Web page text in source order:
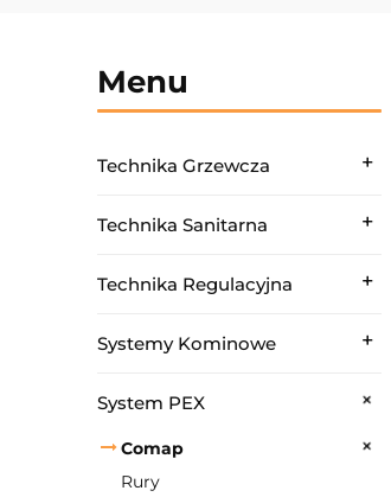
Menu
Technika Grzewcza
Technika Sanitarna
Technika Regulacyjna
Systemy Kominowe
System PEX
Comap
Rury